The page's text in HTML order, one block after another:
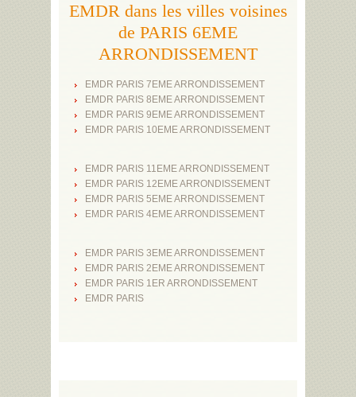
EMDR dans les villes voisines
de PARIS 6EME
ARRONDISSEMENT
EMDR PARIS 7EME ARRONDISSEMENT
EMDR PARIS 8EME ARRONDISSEMENT
EMDR PARIS 9EME ARRONDISSEMENT
EMDR PARIS 10EME ARRONDISSEMENT
EMDR PARIS 11EME ARRONDISSEMENT
EMDR PARIS 12EME ARRONDISSEMENT
EMDR PARIS 5EME ARRONDISSEMENT
EMDR PARIS 4EME ARRONDISSEMENT
EMDR PARIS 3EME ARRONDISSEMENT
EMDR PARIS 2EME ARRONDISSEMENT
EMDR PARIS 1ER ARRONDISSEMENT
EMDR PARIS